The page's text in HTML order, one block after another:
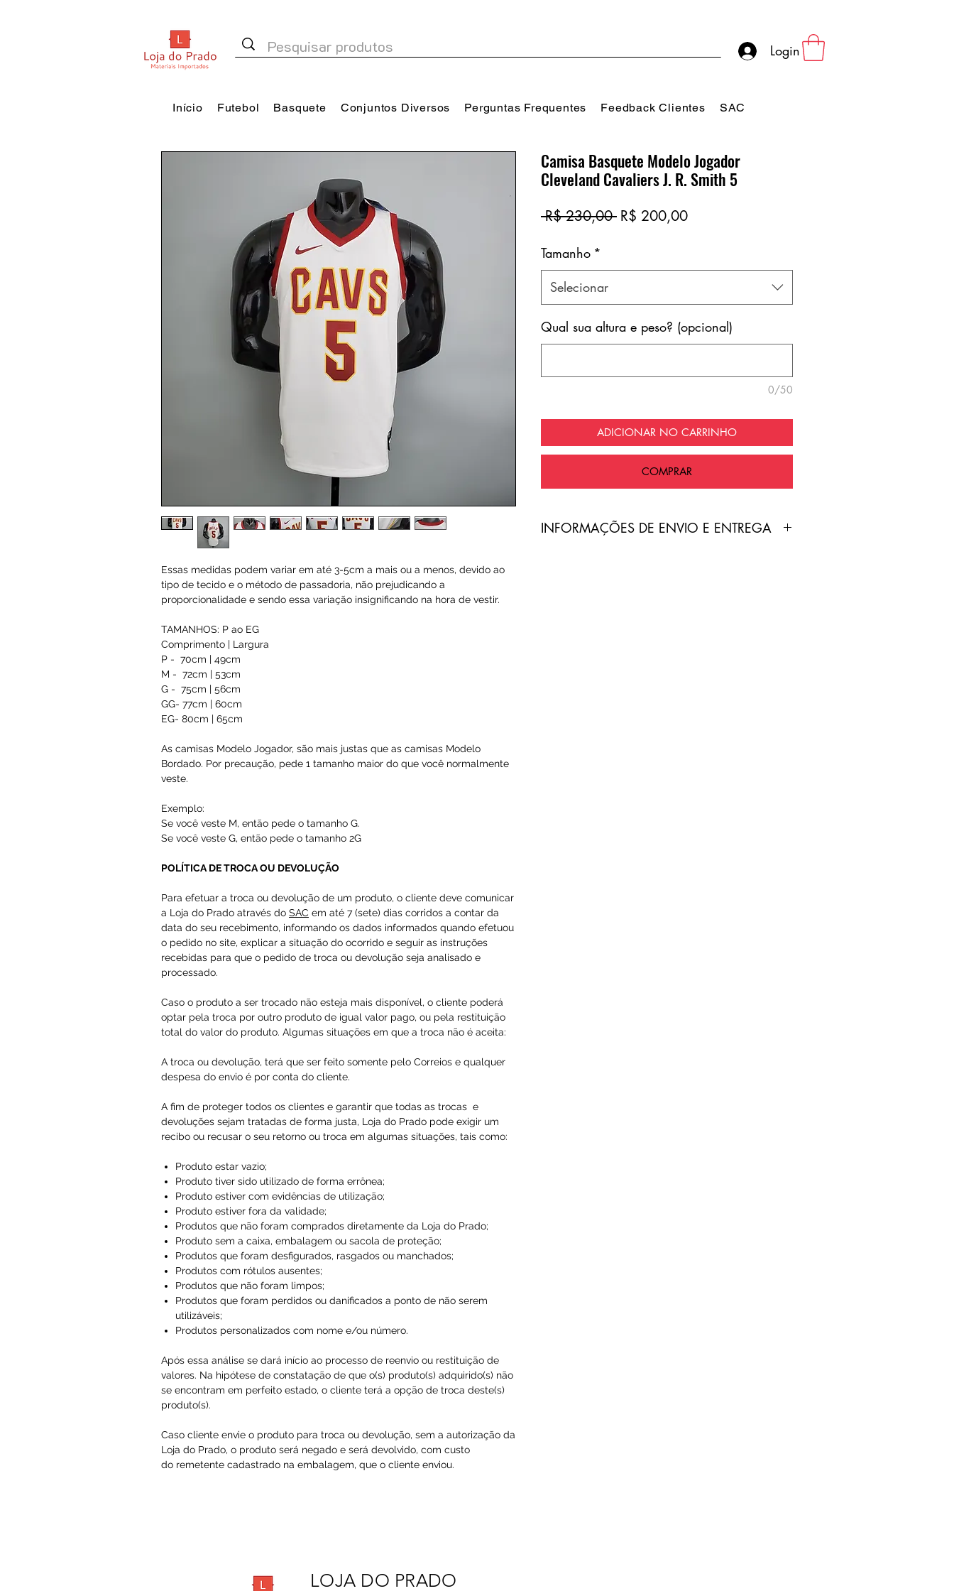
Login
Início Futebol Basquete Conjuntos Diversos Perguntas Frequentes Feedback Clientes SAC
Essas medidas podem variar em até 3-5cm a mais ou a menos, devido ao
tipo de tecido e o método de passadoria, não prejudicando a
proporcionalidade e sendo essa variação insignificando na hora de vestir.
TAMANHOS: P ao EG
Comprimento | Largura
P - 70cm | 49cm
M - 72cm | 53cm
G - 75cm | 56cm
GG- 77cm | 60cm
EG- 80cm | 65cm
As camisas Modelo Jogador, são mais justas que as camisas Modelo
Bordado. Por precaução, pede 1 tamanho maior do que você normalmente
veste.
Exemplo:
Se você veste M, então pede o tamanho G.
Se você veste G, então pede o tamanho 2G
POLÍTICA DE TROCA OU DEVOLUÇÃO
Para efetuar a troca ou devolução de um produto, o cliente deve comunicar
a Loja do Prado através do SAC em até 7 (sete) dias corridos a contar da
data do seu recebimento, informando os dados informados quando efetuou
o pedido no site, explicar a situação do ocorrido e seguir as instruções
recebidas para que o pedido de troca ou devolução seja analisado e
processado.
Caso o produto a ser trocado não esteja mais disponível, o cliente poderá
optar pela troca por outro produto de igual valor pago, ou pela restituição
total do valor do produto. Algumas situações em que a troca não é aceita:
A troca ou devolução, terá que ser feito somente pelo Correios e qualquer
despesa do envio é por conta do cliente.
A fim de proteger todos os clientes e garantir que todas as trocas e
devoluções sejam tratadas de forma justa, Loja do Prado pode exigir um
recibo ou recusar o seu retorno ou troca em algumas situações, tais como:
Produto estar vazio;
Produto tiver sido utilizado de forma errônea;
Produto estiver com evidências de utilização;
Produto estiver fora da validade;
Produtos que não foram comprados diretamente da Loja do Prado;
Produto sem a caixa, embalagem ou sacola de proteção;
Produtos que foram desfigurados, rasgados ou manchados;
Produtos com rótulos ausentes;
Produtos que não foram limpos;
Produtos que foram perdidos ou danificados a ponto de não serem
utilizáveis;
Produtos personalizados com nome e/ou número.
Após essa análise se dará início ao processo de reenvio ou restituição de
valores. Na hipótese de constatação de que o(s) produto(s) adquirido(s) não
se encontram em perfeito estado, o cliente terá a opção de troca deste(s)
produto(s).
Caso cliente envie o produto para troca ou devolução, sem a autorização da
Loja do Prado, o produto será negado e será devolvido, com custo
do remetente cadastrado na embalagem, que o cliente enviou.​
Camisa Basquete Modelo Jogador
Cleveland Cavaliers J. R. Smith 5
R$ 230,00 Preço
R$ 200,00Preço
Tamanho *
Selecionar
Qual sua altura e peso? (opcional)
0/50
ADICIONAR NO CARRINHO
COMPRAR
​INFORMAÇÕES DE ENVIO E ENTREGA
LOJA DO PRADO